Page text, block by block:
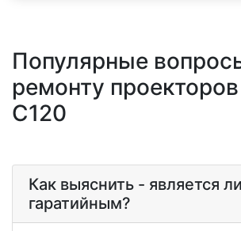
Популярные
ремонту
C120
Как выяснить - является
гаратийным?